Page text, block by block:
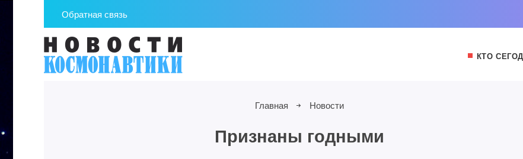
Обратная связь
КТО
Главная Новости
Признаны годными